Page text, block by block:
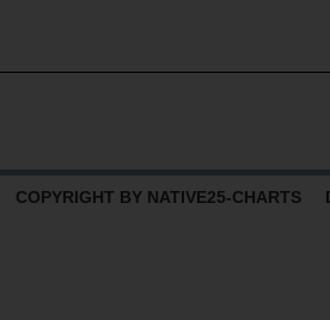
COPYRIGHT BY NATIVE25-CHARTS